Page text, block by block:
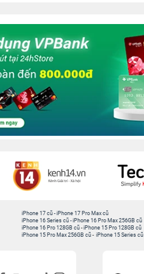
iPhone 17 cũ -iPhone 17 Pro Max cũ
iPhone 16 Series cũ - iPhone 16 Pro Max 256GB cũ
iPhone 16 Pro 128GB cũ -iPhone 15 Pro 128GB cũ
iPhone 15 Pro Max 256GB cũ - iPhone 15 Series cũ